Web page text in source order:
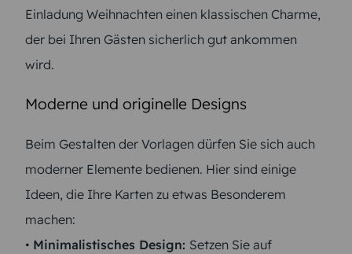
Einladung Weihnachten einen klassischen Charme,
der bei Ihren Gästen sicherlich gut ankommen
wird.
Moderne und originelle Designs
Beim Gestalten der Vorlagen dürfen Sie sich auch
moderner Elemente bedienen. Hier sind einige
Ideen, die Ihre Karten zu etwas Besonderem
machen:
• Minimalistisches Design: Setzen Sie auf